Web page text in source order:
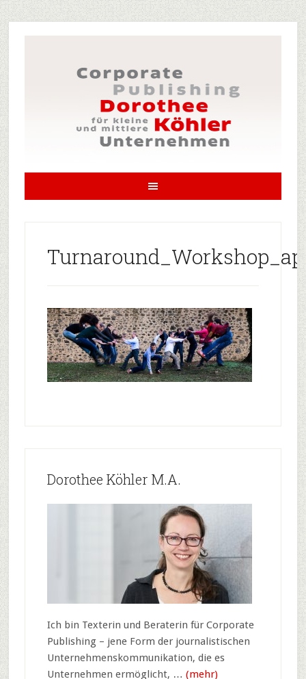
Dorothee Köhler M.A.
Ich bin Texterin und Beraterin für Corporate
Publishing – jene Form der journalistischen
Unternehmens­kommunikation, die es
Unternehmen ermöglicht, … (mehr)